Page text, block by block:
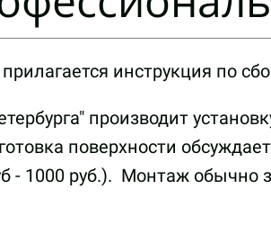
инструкция по
производит
поверхности
- 1000 руб.). Монтаж обычно